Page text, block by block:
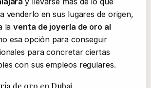
venderlo en sus lugares de origen,
laventa de joyería de oro al
esa opción para conseguir
para concretar ciertas
con sus empleos regulares.
de oro en Dubai